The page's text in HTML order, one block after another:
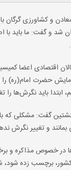
و کشاورزی
و گفت: ما باید با
اقتصادی اعضا
حضرت
ابتدا باید نگرش‌ها را
گفت: مشکلی
و تغییر نگرش
در خصوص مذاکره و
کشور، برچسب زده